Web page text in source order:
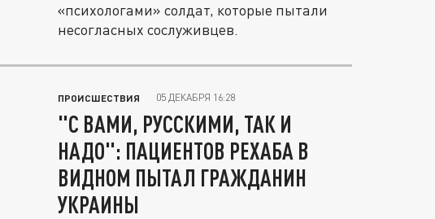
«психологами» солдат, которые пытали
несогласных сослуживцев.
ПРОИСШЕСТВИЯ 05 ДЕКАБРЯ 16:28
"С ВАМИ, РУССКИМИ, ТАК И
НАДО": ПАЦИЕНТОВ РЕХАБА В
ВИДНОМ ПЫТАЛ ГРАЖДАНИН
УКРАИНЫ